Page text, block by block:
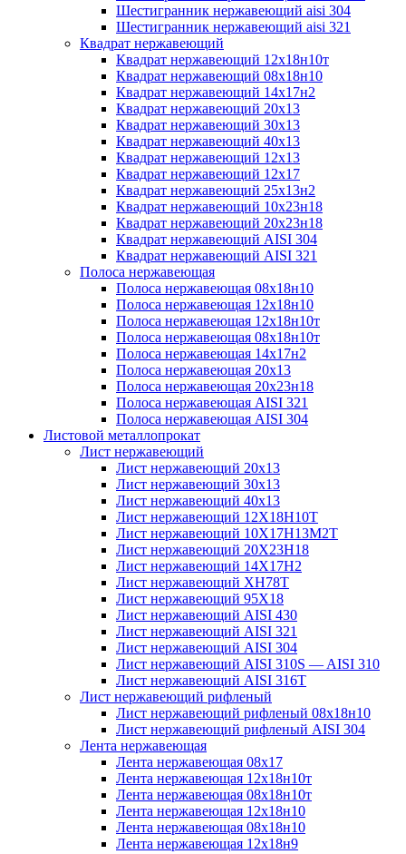
Шестигранник нержавеющий aisi 304
Шестигранник нержавеющий aisi 321
Квадрат нержавеющий
Квадрат нержавеющий 12х18н10т
Квадрат нержавеющий 08х18н10
Квадрат нержавеющий 14х17н2
Квадрат нержавеющий 20х13
Квадрат нержавеющий 30х13
Квадрат нержавеющий 40х13
Квадрат нержавеющий 12х13
Квадрат нержавеющий 12х17
Квадрат нержавеющий 25х13н2
Квадрат нержавеющий 10х23н18
Квадрат нержавеющий 20х23н18
Квадрат нержавеющий AISI 304
Квадрат нержавеющий AISI 321
Полоса нержавеющая
Полоса нержавеющая 08х18н10
Полоса нержавеющая 12х18н10
Полоса нержавеющая 12х18н10т
Полоса нержавеющая 08х18н10т
Полоса нержавеющая 14х17н2
Полоса нержавеющая 20х13
Полоса нержавеющая 20х23н18
Полоса нержавеющая AISI 321
Полоса нержавеющая AISI 304
Листовой металлопрокат
Лист нержавеющий
Лист нержавеющий 20х13
Лист нержавеющий 30х13
Лист нержавеющий 40х13
Лист нержавеющий 12Х18Н10Т
Лист нержавеющий 10Х17Н13М2T
Лист нержавеющий 20Х23Н18
Лист нержавеющий 14Х17Н2
Лист нержавеющий ХН78Т
Лист нержавеющий 95Х18
Лист нержавеющий AISI 430
Лист нержавеющий AISI 321
Лист нержавеющий AISI 304
Лист нержавеющий AISI 310S — AISI 310
Лист нержавеющий AISI 316T
Лист нержавеющий рифленый
Лист нержавеющий рифленый 08х18н10
Лист нержавеющий рифленый AISI 304
Лента нержавеющая
Лента нержавеющая 08х17
Лента нержавеющая 12х18н10т
Лента нержавеющая 08х18н10т
Лента нержавеющая 12х18н10
Лента нержавеющая 08х18н10
Лента нержавеющая 12х18н9